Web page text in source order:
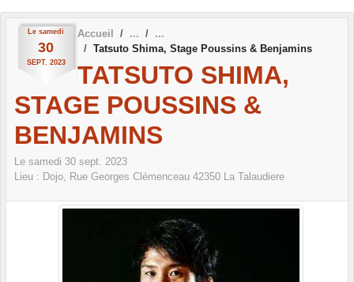
Le samedi
30
SEPT. 2023
Accueil
Tatsuto Shima, Stage Poussins & Benjamins
TATSUTO SHIMA,
STAGE POUSSINS &
BENJAMINS
Le samedi 30 sept. 2023
Lieu : Dojo, Rue Georges Clémenceau 42350 La Talaudiere